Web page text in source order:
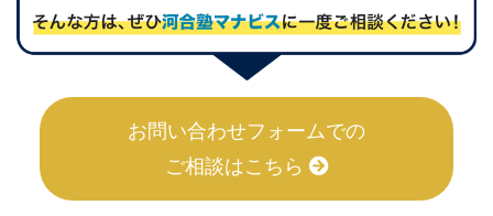
お問い合わせフォームでの
ご相談はこちら